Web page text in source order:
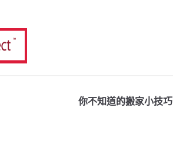
你不知道的搬家小技巧